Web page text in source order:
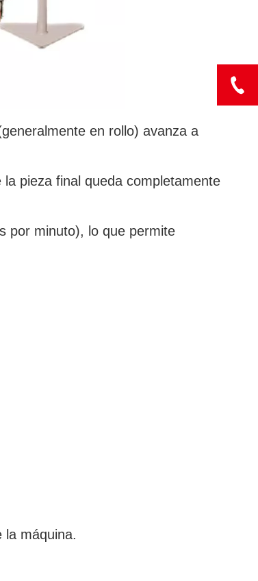
en rollo) avanza a
pieza final queda completamente
por minuto), lo que permite
la máquina.